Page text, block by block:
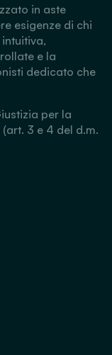
in aste
esigenze di chi
e la
dedicato che
per la
3 e 4 del d.m.